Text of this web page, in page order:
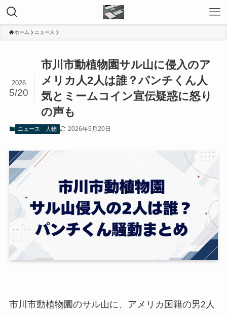
ホーム ニュース
市川市動植物園サル山に侵入のア
メリカ人2人は誰？パンチくん人
気とミームコイン宣伝疑惑に怒り
の声も
2026
5/20
ニュース 人物 2026年5月20日
市川市動植物園のサル山に、アメリカ国籍の男2人